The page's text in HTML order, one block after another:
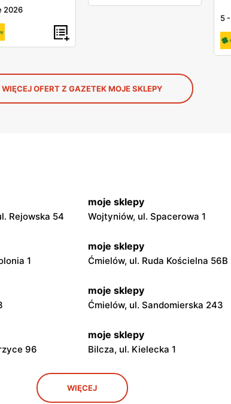
2026
5 -
WIĘCEJ OFERT Z GAZETEK MOJE SKLEPY
Rejowska 54
moje sklepy
Wojtyniów, ul. Spacerowa 1
1
moje sklepy
Ćmielów, ul. Ruda Kościelna 56B
moje sklepy
Ćmielów, ul. Sandomierska 243
96
moje sklepy
Bilcza, ul. Kielecka 1
moje sklepy
Gorzyce, ul. Szkolna 44
WIĘCEJ